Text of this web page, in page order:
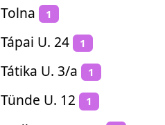
Tolna 1
Tápai U. 24 1
Tátika U. 3/a 1
Tünde U. 12 1